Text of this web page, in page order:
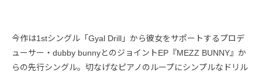
今作は1stシングル「Gyal Drill」から彼女をサポートするプロデ
ューサー・dubby bunnyとのジョイントEP『MEZZ BUNNY』か
らの先行シングル。切なげなピアノのループにシンプルなドリル